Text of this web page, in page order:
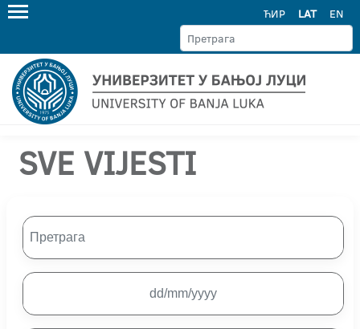
ЋИР LAT EN
SVE VIJESTI